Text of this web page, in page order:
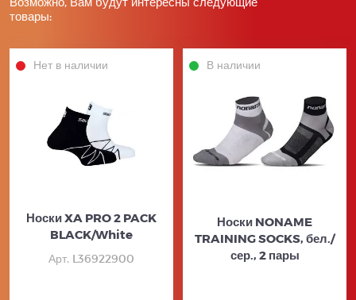
товары:
Нет в наличии
Носки XA PRO 2 PACK
BLACK/White
Арт. L36922900
В наличии
Носки NONAME
TRAINING SOCKS, бел./
сер., 2 пары